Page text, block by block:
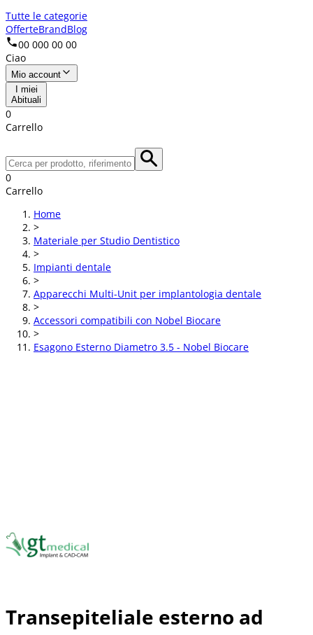
Tutte le categorie
OfferteBrandBlog
00 000 00 00
Ciao
Mio account
I miei
Abituali
0
Carrello
0
Carrello
Home
>
Materiale per Studio Dentistico
>
Impianti dentale
>
Apparecchi Multi-Unit per implantologia dentale
>
Accessori compatibili con Nobel Biocare
>
Esagono Esterno Diametro 3.5 - Nobel Biocare
Transepiteliale esterno ad